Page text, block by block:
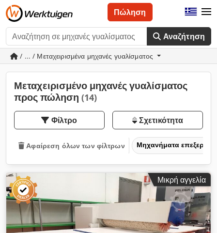
Αναζήτηση
Πώληση
/ ... / Μεταχειρισμένα μηχανές γυαλίσματος
Μεταχειρισμένο μηχανές γυαλίσματος
προς πώληση (14)
Φίλτρο Σχετικότητα
Αφαίρεση όλων των φίλτρων Μηχανήματα
Μικρή αγγελία